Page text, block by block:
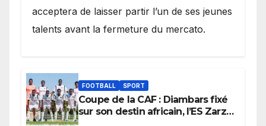
acceptera de laisser partir l’un de ses jeunes
talents avant la fermeture du mercato.
FOOTBALL SPORT
Coupe de la CAF : Diambars fixé
sur son destin africain, l’ES Zarzis